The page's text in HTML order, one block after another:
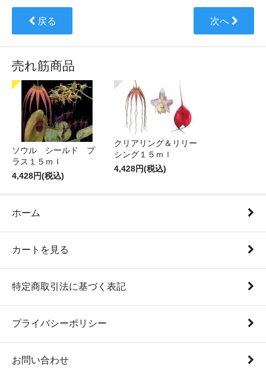
戻る 次へ
売れ筋商品
ソウル シールド プ
ラス１５ｍｌ
4,428円(税込)
クリアリング＆リリー
シング１５ｍｌ
4,428円(税込)
ホーム
カートを見る
特定商取引法に基づく表記
プライバシーポリシー
お問い合わせ